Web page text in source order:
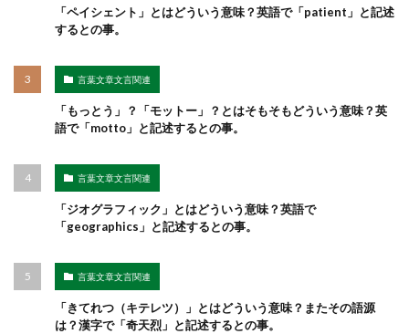
「ペイシェント」とはどういう意味？英語で「patient」と記述
するとの事。
言葉文章文言関連
「もっとう」？「モットー」？とはそもそもどういう意味？英
語で「motto」と記述するとの事。
言葉文章文言関連
「ジオグラフィック」とはどういう意味？英語で
「geographics」と記述するとの事。
言葉文章文言関連
「きてれつ（キテレツ）」とはどういう意味？またその語源
は？漢字で「奇天烈」と記述するとの事。